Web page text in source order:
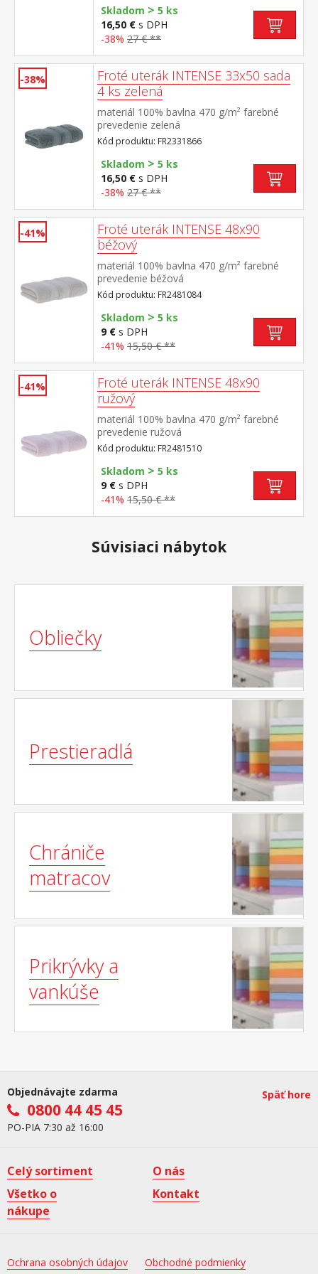
Skladom > 5 ks
16,50 € s DPH
-38% 27 € **
-38%
Froté uterák INTENSE 33x50 sada
4 ks zelená
materiál 100% bavlna 470 g/m² farebné
prevedenie zelená
Kód produktu: FR2331866
Skladom > 5 ks
16,50 € s DPH
-38% 27 € **
-41%
Froté uterák INTENSE 48x90
béžový
materiál 100% bavlna 470 g/m² farebné
prevedenie béžová
Kód produktu: FR2481084
Skladom > 5 ks
9 € s DPH
-41% 15,50 € **
-41%
Froté uterák INTENSE 48x90
ružový
materiál 100% bavlna 470 g/m² farebné
prevedenie ružová
Kód produktu: FR2481510
Skladom > 5 ks
9 € s DPH
-41% 15,50 € **
Súvisiaci nábytok
Obliečky
Prestieradlá
Chrániče
matracov
Prikrývky a
vankúše
Objednávajte zdarma
0800 44 45 45
PO-PIA 7:30 až 16:00
Späť hore
Celý sortiment
O nás
Všetko o
nákupe
Kontakt
Ochrana osobných údajov Obchodné podmienky